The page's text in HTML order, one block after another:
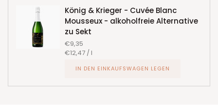
König & Krieger - Cuvée Blanc
Mousseux - alkoholfreie Alternative
zu Sekt
€9,35
Stückpreis
€12,47 /pro
l
IN DEN EINKAUFSWAGEN LEGEN